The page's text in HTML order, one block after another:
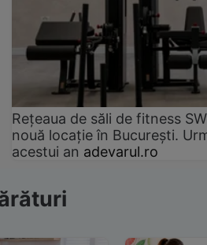
Rețeaua de săli de fitness
nouă locație în București.
acestui an adevarul.ro